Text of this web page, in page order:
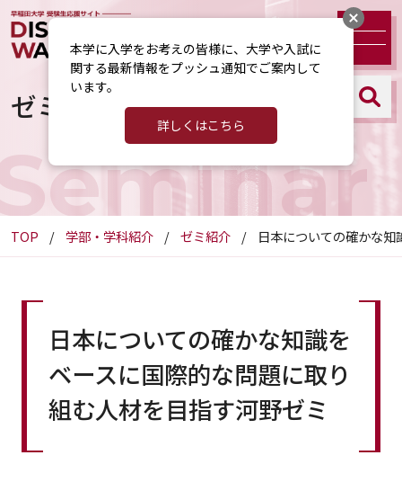
ゼミ紹介
TOP 学部・学科紹介 ゼミ紹介 日本についての確かな
日本についての確かな知識を
ベースに国際的な問題に取り
組む人材を目指す河野ゼミ
本学に入学をお考えの皆様に、大学や入試に
関する最新情報をプッシュ通知でご案内して
います。
詳しくはこちら